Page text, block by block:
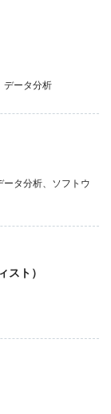
データ分析
ータ分析、ソフトウ
スト ）